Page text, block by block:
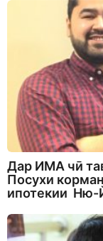
Дар ИМА чӣ
Посухи
ипотекии Ню-